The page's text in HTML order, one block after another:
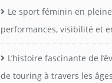
Le sport féminin en
performances, visibilité et
L’histoire fascinante de
de touring à travers les âges